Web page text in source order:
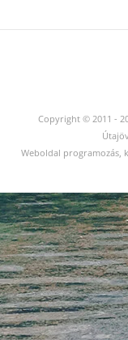
Copyright © 2011 -
Weboldal programozás,